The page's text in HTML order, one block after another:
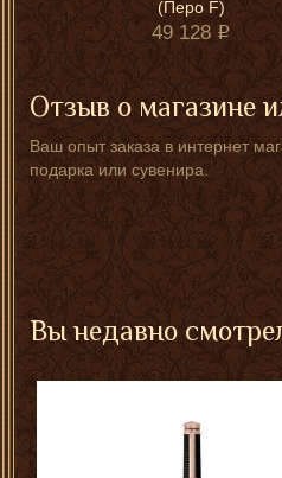
(Перо F)
49 128
Отзыв о магазине
Ваш опыт заказа в интернет
подарка или сувенира.
Вы недавно